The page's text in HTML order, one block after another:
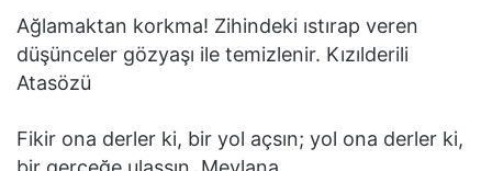
Ağlamaktan korkma! Zihindeki ıstırap veren
düşünceler gözyaşı ile temizlenir. Kızılderili
Atasözü
Fikir ona derler ki, bir yol açsın; yol ona derler ki,